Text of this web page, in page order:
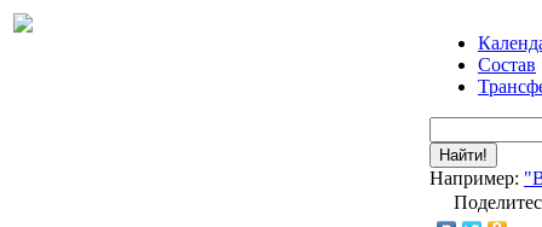
Состав
Найти!
Например: